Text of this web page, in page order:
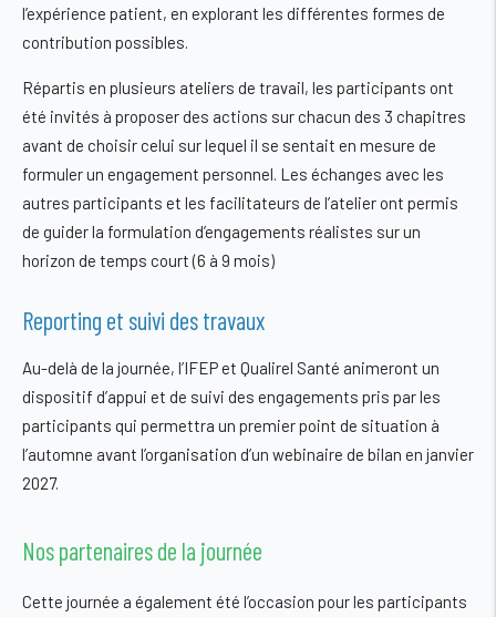
l’expérience patient, en explorant les différentes formes de
contribution possibles.
Répartis en plusieurs ateliers de travail, les participants ont
été invités à proposer des actions sur chacun des 3 chapitres
avant de choisir celui sur lequel il se sentait en mesure de
formuler un engagement personnel. Les échanges avec les
autres participants et les facilitateurs de l’atelier ont permis
de guider la formulation d’engagements réalistes sur un
horizon de temps court (6 à 9 mois)
Reporting et suivi des travaux
Au-delà de la journée, l’IFEP et Qualirel Santé animeront un
dispositif d’appui et de suivi des engagements pris par les
participants qui permettra un premier point de situation à
l’automne avant l’organisation d’un webinaire de bilan en janvier
2027.
Nos partenaires de la journée
Cette journée a également été l’occasion pour les participants